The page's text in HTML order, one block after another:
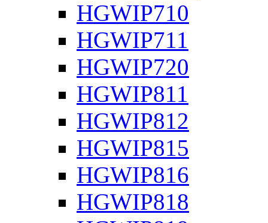
HGWIP710
HGWIP711
HGWIP720
HGWIP811
HGWIP812
HGWIP815
HGWIP816
HGWIP818